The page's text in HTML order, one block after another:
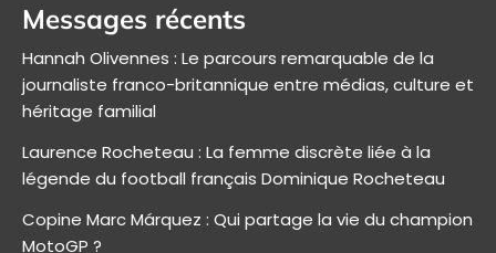
Messages récents
Hannah Olivennes : Le parcours remarquable de la
journaliste franco-britannique entre médias, culture et
héritage familial
Laurence Rocheteau : La femme discrète liée à la
légende du football français Dominique Rocheteau
Copine Marc Márquez : Qui partage la vie du champion
MotoGP ?